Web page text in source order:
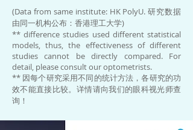
(Data from same institute: HK PolyU. 研究数据
由同一机构公布：香港理工大学)
** difference studies used different statistical
models, thus, the effectiveness of different
studies cannot be directly compared. For
detail, please consult our optometrists.
** 因每个研究采用不同的统计方法，各研究的功
效不能直接比较。详情请向我们的眼科视光师查
询！